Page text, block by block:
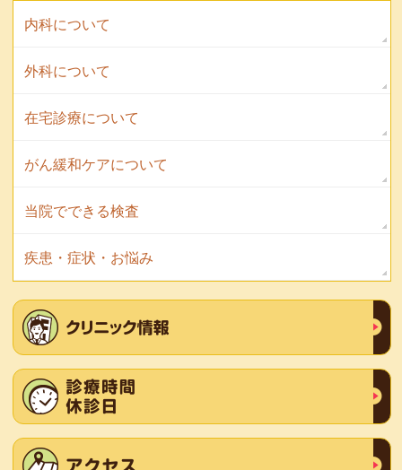
内科について
外科について
在宅診療について
がん緩和ケアについて
当院でできる検査
疾患・症状・お悩み